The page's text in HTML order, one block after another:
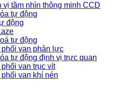
vị tầm nhìn thông minh CCD
tự động
động
tự động
phối van phản lực
tự động định vị trực quan
van trục vít
phối van khí nén